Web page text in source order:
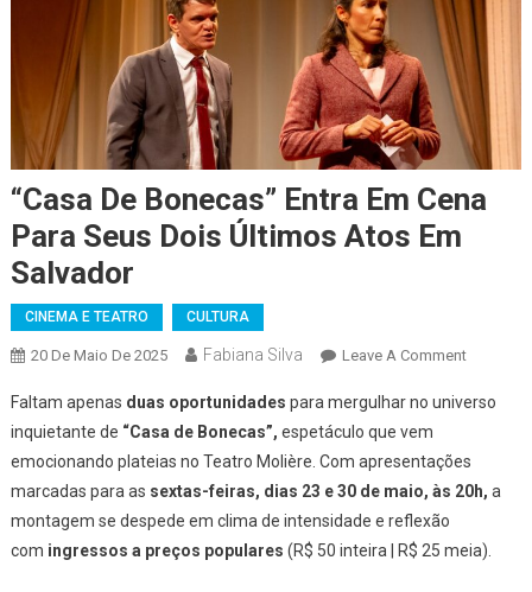
“Casa De Bonecas” Entra Em Cena
Para Seus Dois Últimos Atos Em
Salvador
CINEMA E TEATRO CULTURA
20 De Maio De 2025 Fabiana Silva Leave A CommentOn
De
Entra
Em
Para
Faltam apenas duas oportunidades para mergulhar no universo
inquietante de “Casa de Bonecas”, espetáculo que vem
emocionando plateias no Teatro Molière. Com apresentações
marcadas para as sextas-feiras, dias 23 e 30 de maio, às 20h, a
montagem se despede em clima de intensidade e reflexão
com ingressos a preços populares (R$ 50 inteira | R$ 25 meia).